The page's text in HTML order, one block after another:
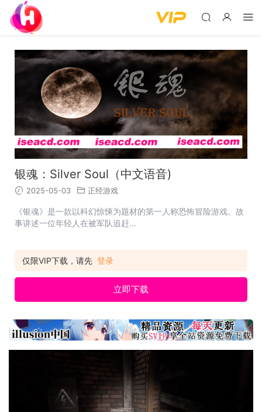
银魂：Silver Soul（中文语音)
2025-05-03 正经游戏
《银魂》是一款以科幻惊悚为题材的第一人称恐怖冒险游戏。故
事讲述一位年轻人在被军队追赶...
仅限VIP下载，请先 登录
立即下载